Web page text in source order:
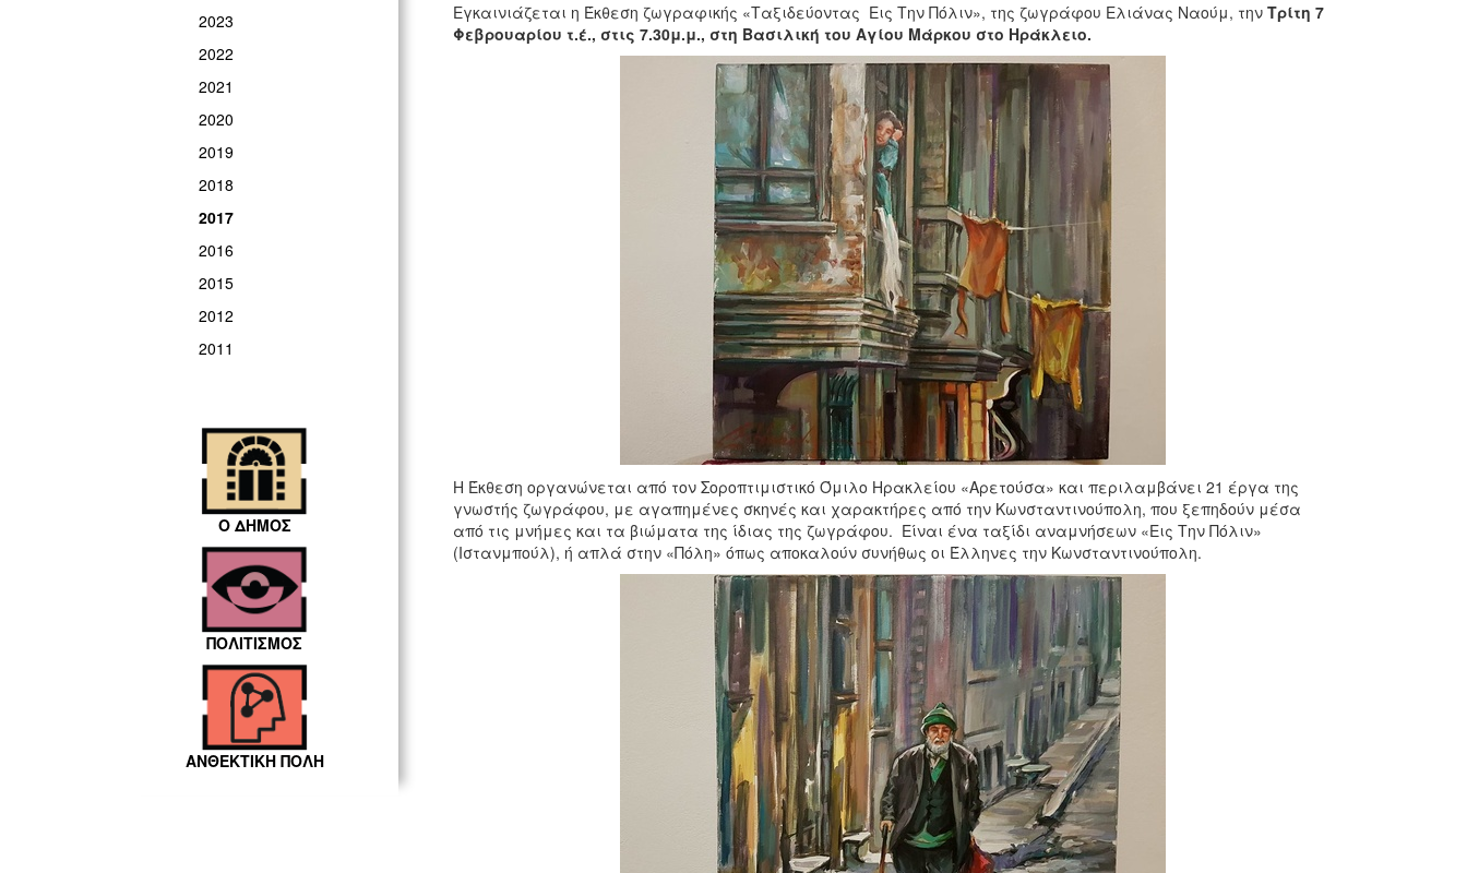
2023
2022
2021
2020
2019
2018
2017
2016
2015
2012
2011
Ο ΔΗΜΟΣ
ΠΟΛΙΤΙΣΜΟΣ
ΑΝΘΕΚΤΙΚΗ ΠΟΛΗ
Εγκαινιάζεται η Έκθεση ζωγραφικής «Ταξιδεύοντας Εις Την Πόλιν», της ζωγράφου Ελιάνας Ναούμ, την Τρίτη 7
Φεβρουαρίου τ.έ., στις 7.30μ.μ., στη Βασιλική του Αγίου Μάρκου στο Ηράκλειο.
Η Έκθεση οργανώνεται από τον Σοροπτιμιστικό Όμιλο Ηρακλείου «Αρετούσα» και περιλαμβάνει 21 έργα της
γνωστής ζωγράφου, με αγαπημένες σκηνές και χαρακτήρες από την Κωνσταντινούπολη, που ξεπηδούν μέσα
από τις μνήμες και τα βιώματα της ίδιας της ζωγράφου. Είναι ένα ταξίδι αναμνήσεων «Εις Την Πόλιν»
(Ιστανμπούλ), ή απλά στην «Πόλη» όπως αποκαλούν συνήθως οι Έλληνες την Κωνσταντινούπολη.